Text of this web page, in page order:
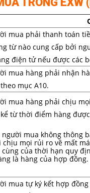
mua phải thanh toán
từ nào cung cấp bởi
điện tử nếu được các
mua hàng phải nhận
mục A10.
mua hàng phải chịu
từ thời điểm hàng
người mua không thông
chịu mọi rủi ro về mất
cùng của thời hạn quy
là hàng của hợp đồng.
mua tự ký kết hợp